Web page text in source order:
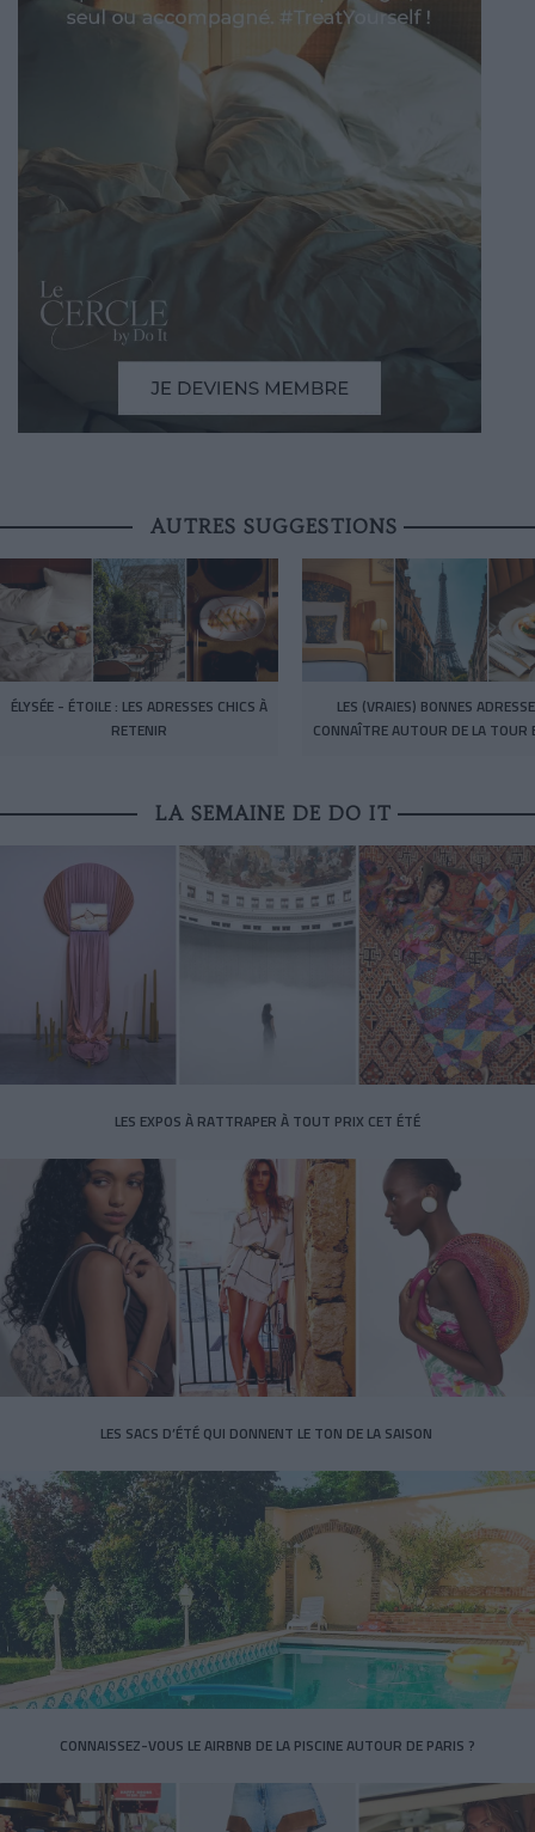
AUTRES SUGGESTIONS
ÉLYSÉE - ÉTOILE : LES ADRESSES CHICS À
RETENIR
LES (VRAIES) BONNES
CONNAÎTRE AUTOUR DE LA TOUR
LA SEMAINE DE DO IT
LES EXPOS À RATTRAPER À TOUT PRIX CET ÉTÉ
LES SACS D’ÉTÉ QUI DONNENT LE TON DE LA SAISON
CONNAISSEZ-VOUS LE AIRBNB DE LA PISCINE AUTOUR DE PARIS ?